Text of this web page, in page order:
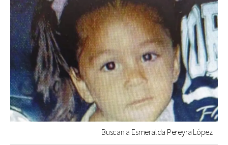
Buscan a Esmeralda Pereyra López